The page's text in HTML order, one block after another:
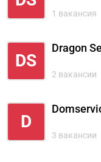
1 вакансия
DS
Dragon
2 вакансии
D
3 вакансии